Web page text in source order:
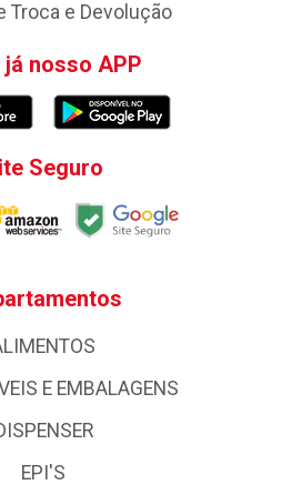
Troca e Devolução
já nosso APP
Seguro
E EMBALAGENS
EPI'S